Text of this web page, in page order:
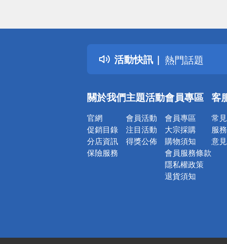
活動快訊
詐騙網頁！請
得獎公告
熱門話題
銀行優惠
詐騙網頁！請
關於我們
官網
促銷目錄
分店資訊
保險服務
主題活動
會員活動
注目活動
得獎公佈
會員專區
會員專區
大宗採購
購物須知
會員服務條款
隱私權政策
退貨須知
客
常
服
意